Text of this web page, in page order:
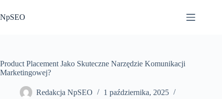
do
treści
NpSEO
Product Placement Jako Skuteczne Narzędzie Komunikacji
Marketingowej?
Redakcja NpSEO
1 października, 2025